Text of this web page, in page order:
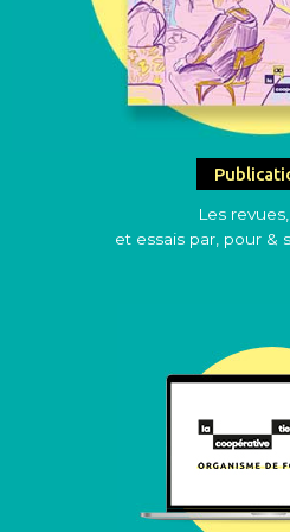
Les
et essais par, pour &